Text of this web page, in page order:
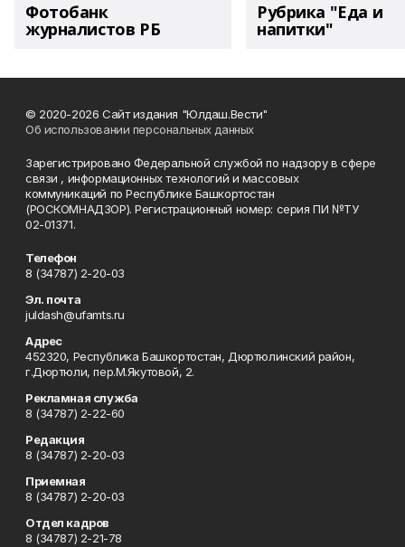
Фотобанк
журналистов РБ
Рубрика "Еда и
напитки"
© 2020-2026 Сайт издания "Юлдаш.Вести"
Об использовании персональных данных
Зарегистрировано Федеральной службой по надзору в сфере
связи , информационных технологий и массовых
коммуникаций по Республике Башкортостан
(РОСКОМНАДЗОР). Регистрационный номер: серия ПИ №ТУ
02-01371.
Телефон
8 (34787) 2-20-03
Эл. почта
juldash@ufamts.ru
Адрес
452320, Республика Башкортостан, Дюртюлинский район,
г.Дюртюли, пер.М.Якутовой, 2.
Рекламная служба
8 (34787) 2-22-60
Редакция
8 (34787) 2-20-03
Приемная
8 (34787) 2-20-03
Отдел кадров
8 (34787) 2-21-78